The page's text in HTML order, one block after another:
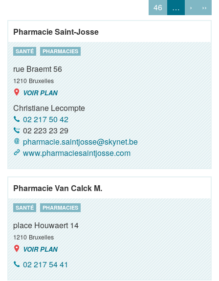
46
… › ››
Pharmacie Saint-Josse
SANTÉ PHARMACIES
rue Braemt 56
1210 Bruxelles
VOIR PLAN
Christiane Lecompte
02 217 50 42
02 223 23 29
pharmacie.saintjosse@skynet.be
www.pharmaciesaintjosse.com
Pharmacie Van Calck M.
SANTÉ PHARMACIES
place Houwaert 14
1210 Bruxelles
VOIR PLAN
02 217 54 41